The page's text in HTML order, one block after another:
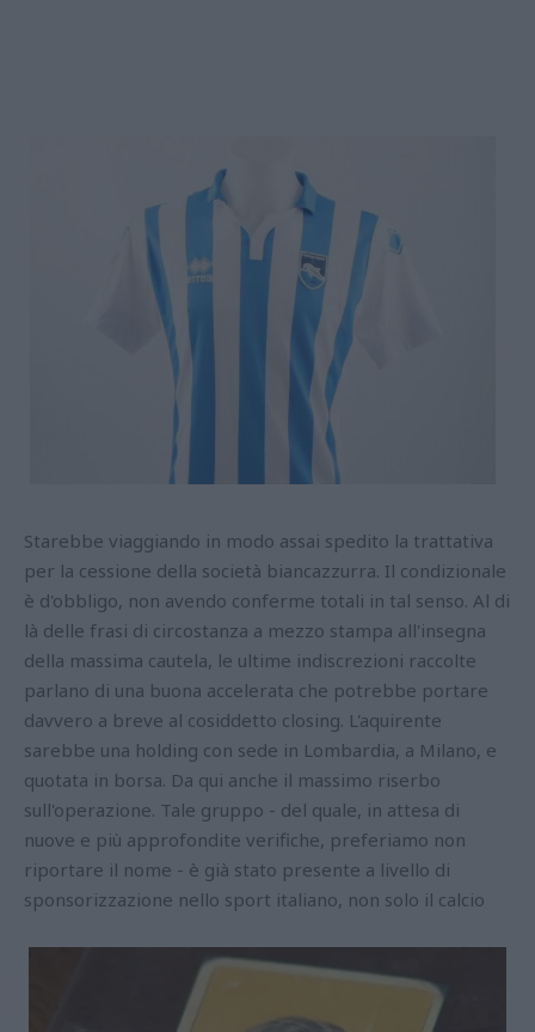
Starebbe viaggiando in modo assai spedito la trattativa
per la cessione della società biancazzurra. Il condizionale
è d'obbligo, non avendo conferme totali in tal senso. Al di
là delle frasi di circostanza a mezzo stampa all'insegna
della massima cautela, le ultime indiscrezioni raccolte
parlano di una buona accelerata che potrebbe portare
davvero a breve al cosiddetto closing. L'aquirente
sarebbe una holding con sede in Lombardia, a Milano, e
quotata in borsa. Da qui anche il massimo riserbo
sull'operazione. Tale gruppo - del quale, in attesa di
nuove e più approfondite verifiche, preferiamo non
riportare il nome - è già stato presente a livello di
sponsorizzazione nello sport italiano, non solo il calcio